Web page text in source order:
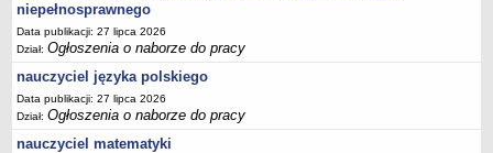
niepełnosprawnego
Data publikacji: 27 lipca 2026
Dział:Ogłoszenia o naborze do pracy
nauczyciel języka polskiego
Data publikacji: 27 lipca 2026
Dział:Ogłoszenia o naborze do pracy
nauczyciel matematyki